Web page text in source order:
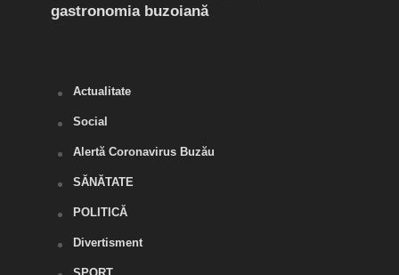
gastronomia buzoiană
Actualitate
Social
Alertă Coronavirus Buzău
SĂNĂTATE
POLITICĂ
Divertisment